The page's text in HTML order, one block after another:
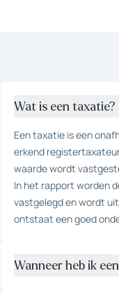
Wat is een taxatie?
Een taxatie is een
erkend
waarde wordt
In het rapport worden
vastgelegd en wordt
ontstaat een goed
Wanneer heb ik